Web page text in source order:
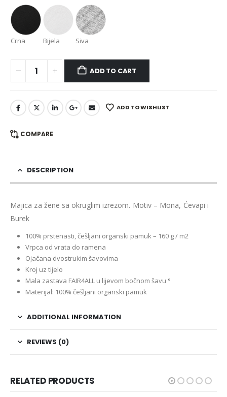
Crna Bijela Siva
ADD TO CART
ADD TO WISHLIST
COMPARE
DESCRIPTION
Majica za žene sa okruglim izrezom. Motiv – Mona, Ćevapi i
Burek
100% prstenasti, češljani organski pamuk – 160 g / m2
Vrpca od vrata do ramena
Ojačana dvostrukim šavovima
Kroj uz tijelo
Mala zastava FAIR4ALL u lijevom bočnom šavu °
Materijal: 100% češljani organski pamuk
ADDITIONAL INFORMATION
REVIEWS (0)
RELATED PRODUCTS